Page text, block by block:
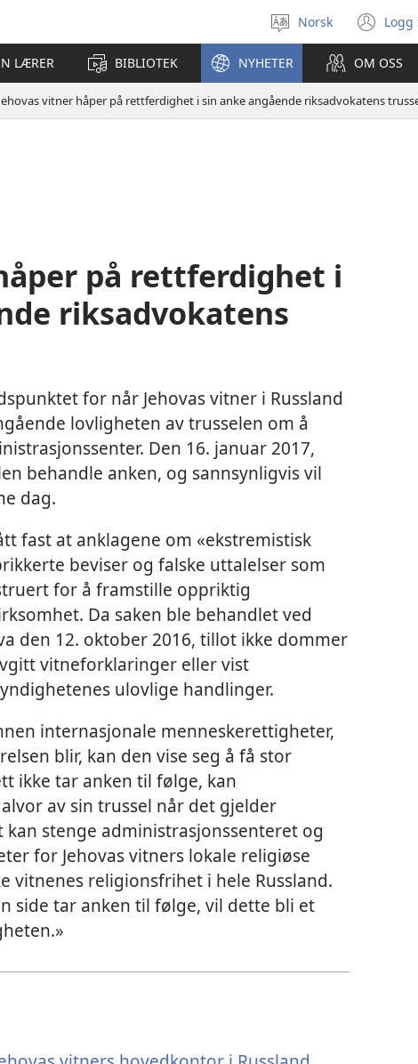
Velg
språk
Norsk Logg
LÆRER BIBLIOTEK NYHETER OM OSS
vitner håper på rettferdighet i sin anke angående riksadvokatens
på rettferdighet i
riksadvokatens
for når Jehovas vitner i Russland
lovligheten av trusselen om å
Den 16. januar 2017,
behandle anken, og sannsynligvis vil
dag.
fast at anklagene om «ekstremistisk
beviser og falske uttalelser som
for å framstille oppriktig
Da saken ble behandlet ved
den 12. oktober 2016, tillot ikke dommer
vitneforklaringer eller vist
ulovlige handlinger.
internasjonale menneskerettigheter,
blir, kan den vise seg å få stor
ikke tar anken til følge, kan
av sin trussel når det gjelder
stenge administrasjonssenteret og
for Jehovas vitners lokale religiøse
vitnenes religionsfrihet i hele Russland.
side tar anken til følge, vil dette bli et